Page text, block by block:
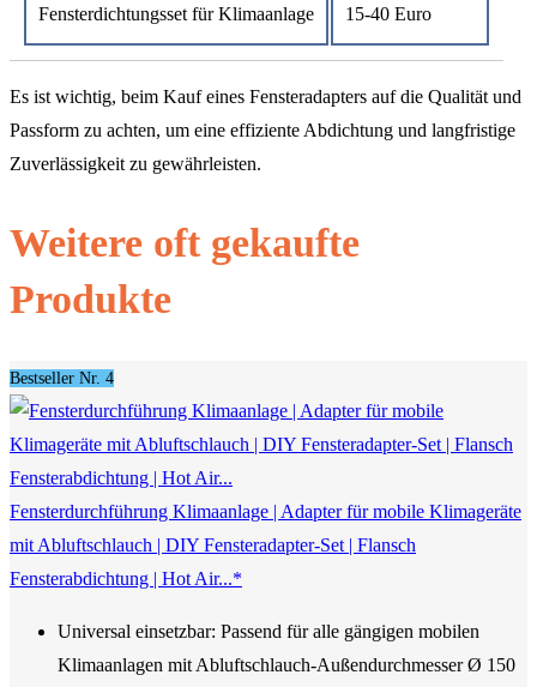
Fensterdichtungsset für Klimaanlage 15-40 Euro
Es ist wichtig, beim Kauf eines Fensteradapters auf die Qualität und
Passform zu achten, um eine effiziente Abdichtung und langfristige
Zuverlässigkeit zu gewährleisten.
Weitere oft gekaufte
Produkte
Bestseller Nr. 4
Fensterdurchführung Klimaanlage | Adapter für mobile Klimageräte
mit Abluftschlauch | DIY Fensteradapter-Set | Flansch
Fensterabdichtung | Hot Air...*
Universal einsetzbar: Passend für alle gängigen mobilen
Klimaanlagen mit Abluftschlauch-Außendurchmesser Ø 150